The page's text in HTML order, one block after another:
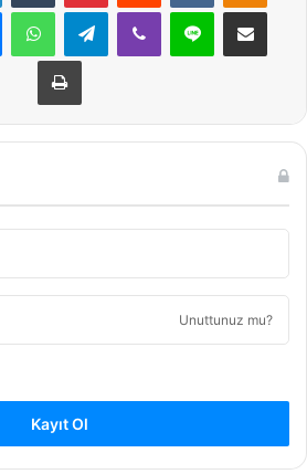
MessengerWhatsAppTelegramViber Line E-Posta ile
Yazdır
Unuttunuz mu?
Kayıt Ol